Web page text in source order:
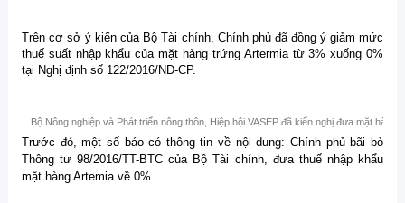
Trên cơ sở ý kiến của Bộ Tài chính, Chính phủ đã đồng ý giảm mức
thuế suất nhập khẩu của mặt hàng trứng Artermia từ 3% xuống 0%
tại Nghị định số 122/2016/NĐ-CP.
Bộ Nông nghiệp và Phát triển nông thôn, Hiệp hội VASEP đã kiến nghị đưa mặt hàng
Trước đó, một số báo có thông tin về nội dung: Chính phủ bãi bỏ
Thông tư 98/2016/TT-BTC của Bộ Tài chính, đưa thuế nhập khẩu
mặt hàng Artemia về 0%.